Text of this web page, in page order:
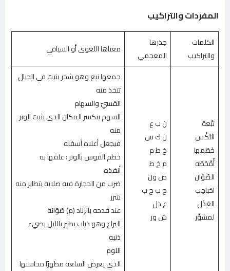
المفردات والتراكيب
الكلمات
والتراكيب
جذرها
المعجمي
معناها اللغوى أو السياقي
نبْعة
النُّكْس
خَطَمها
أَمْخَطَه
الصَّوَّان
احُباحِب
العَذَل
لمشوِّر
ن ب ع
ن ك س
خ ط م
م خ ط
ص ون
ح ب ح ب
ع ذل
ش ور
جمعها نبع وهو شجر ينبت في الجبال
تتخذ منه
القسيّ والسهام
السهم ينكسر المكان الذي يثبت الوتر
منه
فيجعل أعلاه أسفله
خطم القوس بالوتر : علقها به
أنفذه
ضرب من الحجارة فيه صلابة يتطاير منه
شرر
عند قدحه بالزناد (م) صَوّانة
اليراع وهو ذباب يطير بالليل يضيء
ذنبه
اللوم
الذي يعرض السلعة مظهرًا محاسنها